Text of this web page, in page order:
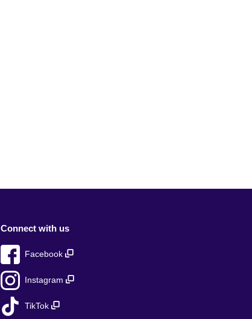
Connect with us
Facebook
Instagram
TikTok